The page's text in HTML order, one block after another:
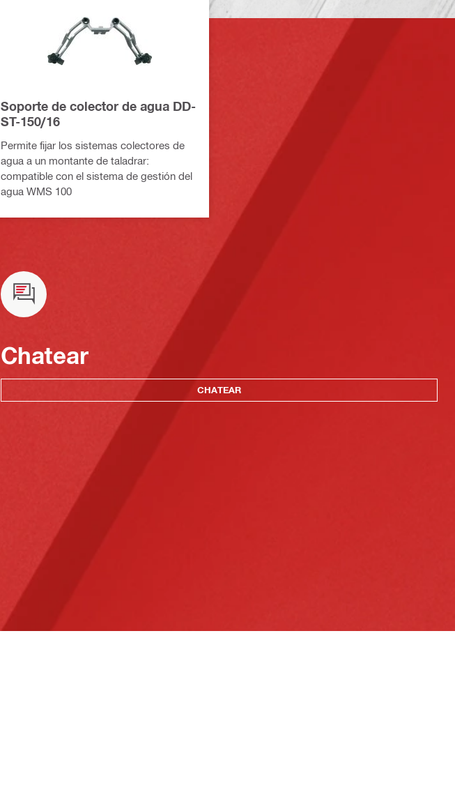
Soporte de colector de agua DD-
ST-150/16
Permite fijar los sistemas colectores de
agua a un montante de taladrar:
compatible con el sistema de gestión del
agua WMS 100
Chatear
CHATEAR